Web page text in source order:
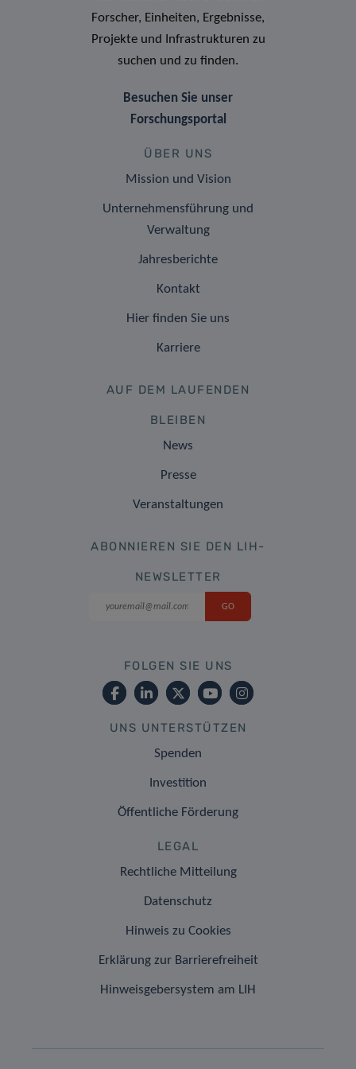
Forscher, Einheiten, Ergebnisse,
Projekte und Infrastrukturen zu
suchen und zu finden.
Besuchen Sie unser
Forschungsportal
ÜBER UNS
Mission und Vision
Unternehmensführung und
Verwaltung
Jahresberichte
Kontakt
Hier finden Sie uns
Karriere
AUF DEM LAUFENDEN
BLEIBEN
News
Presse
Veranstaltungen
ABONNIEREN SIE DEN LIH-
NEWSLETTER
FOLGEN SIE UNS
UNS UNTERSTÜTZEN
Spenden
Investition
Öffentliche Förderung
LEGAL
Rechtliche Mitteilung
Datenschutz
Hinweis zu Cookies
Erklärung zur Barrierefreiheit
Hinweisgebersystem am LIH